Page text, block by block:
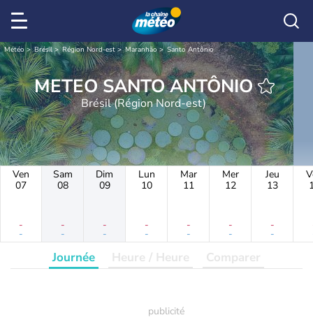
Météo Brésil Région Nord-est Maranhão Santo Antônio
METEO SANTO ANTÔNIO
Brésil (Région Nord-est)
Ven
07
-
-
Sam
08
-
-
Dim
09
-
-
Lun
10
-
-
Mar
11
-
-
Mer
12
-
-
Jeu
13
-
-
Journée Heure / Heure Comparer